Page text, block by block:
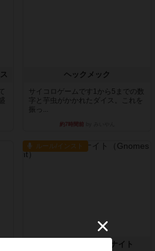
ヘックメック
サイコロゲームです1から5までの数
字と芋虫がかかれたダイス。これを
振っ...
約7時間前
ルール/インスト
ノームズ・アット・ナイト